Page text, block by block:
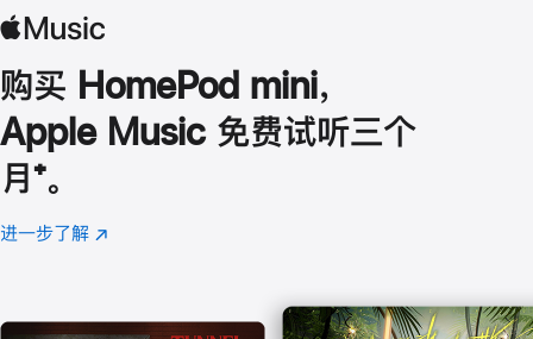
购买 HomePod mini，
Apple Music 免费试听三个
月 脚
注
⁺。
进一步了解 Apple
(在
口